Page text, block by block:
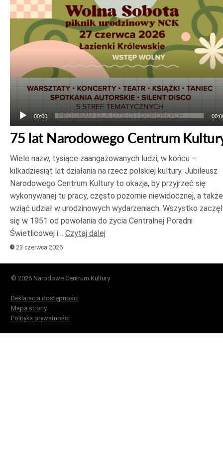
dźwiękowych
00:00
75 lat Narodowego Centrum
Wiele nazw, tysiące zaangażowanych ludzi, w końcu –
kilkadziesiąt lat działania na rzecz polskiej kultury. Jubileusz
Narodowego Centrum Kultury to okazja, by przyjrzeć się
wykonywanej tu pracy, często pozornie niewidocznej, a także
wziąć udział w urodzinowych wydarzeniach. Wszystko
się w 1951 od powołania do życia Centralnej Poradni
Świetlicowej i… Czytaj dalej
23 czerwca 2026
© 2026 Narodowe Centrum Kultury
Deklaracja dostępności
Mapa strony
Polityka prywatności